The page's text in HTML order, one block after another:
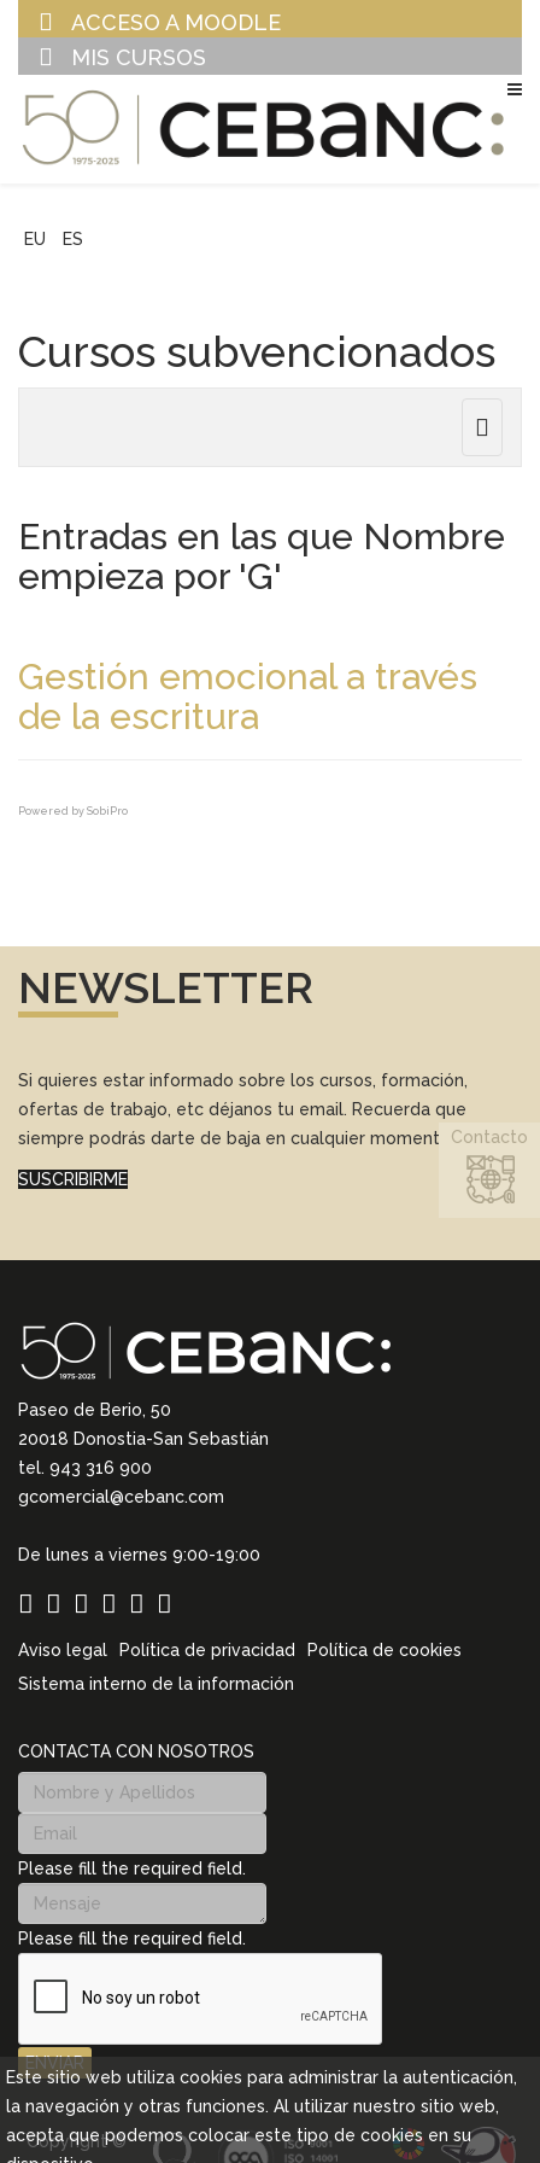
ACCESO A MOODLE
MIS CURSOS
EU ES
Cursos subvencionados
Toggle
Entradas en las que Nombre
empieza por 'G'
Gestión emocional a través
de la escritura
Powered by SobiPro
NEWSLETTER
Si quieres estar informado sobre los cursos, formación,
ofertas de trabajo, etc déjanos tu email. Recuerda que
siempre podrás darte de baja en cualquier momento.
SUSCRIBIRME
Paseo de Berio, 50
20018 Donostia-San Sebastián
tel. 943 316 900
gcomercial@cebanc.com
De lunes a viernes 9:00-19:00
Aviso legal Política de privacidad
Política de cookies
Sistema interno de la información
CONTACTA CON NOSOTROS
Please fill the required field.
Please fill the required field.
ENVIAR
Contacto
Copyright ©
Este sitio web utiliza cookies para administrar la autenticación,
la navegación y otras funciones. Al utilizar nuestro sitio web,
acepta que podemos colocar este tipo de cookies en su